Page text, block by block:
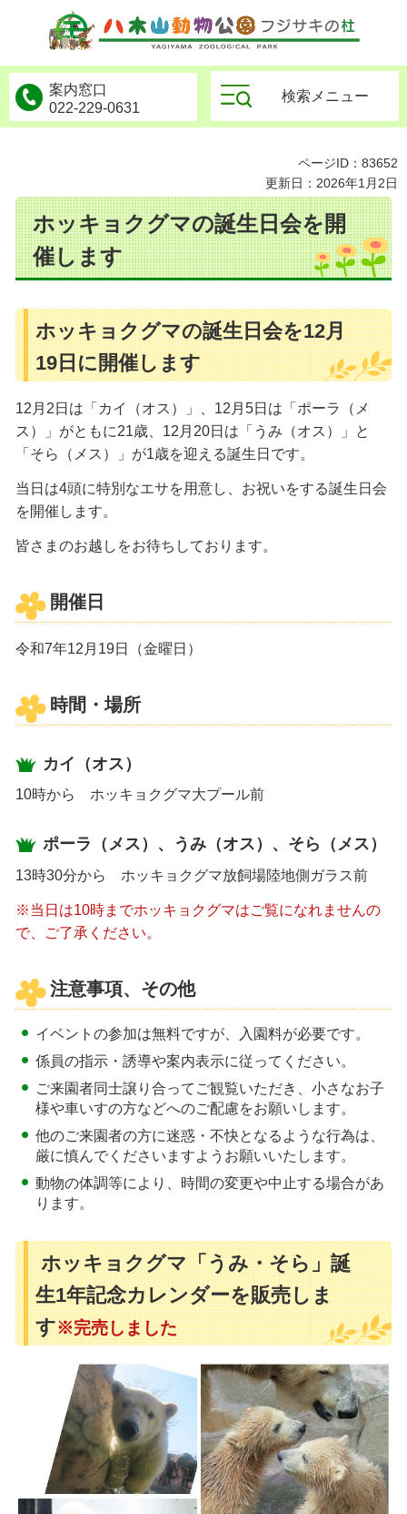
公園フジサキの杜
案内窓口
022-229-0631
検索メニュー
ページID：83652
更新日：2026年1月2日
ホッキョクグマの誕生日会を開
催します
ホッキョクグマの誕生日会を12月
19日に開催します
12月2日は「カイ（オス）」、12月5日は「ポーラ（メ
ス）」がともに21歳、12月20日は「うみ（オス）」と
「そら（メス）」が1歳を迎える誕生日です。
当日は4頭に特別なエサを用意し、お祝いをする誕生日会
を開催します。
皆さまのお越しをお待ちしております。
開催日
令和7年12月19日（金曜日）
時間・場所
カイ（オス）
10時から ホッキョクグマ大プール前
ポーラ（メス）、うみ（オス）、そら（メス）
13時30分から ホッキョクグマ放飼場陸地側ガラス前
※当日は10時までホッキョクグマはご覧になれませんの
で、ご了承ください。
注意事項、その他
イベントの参加は無料ですが、入園料が必要です。
係員の指示・誘導や案内表示に従ってください。
ご来園者同士譲り合ってご観覧いただき、小さなお子
様や車いすの方などへのご配慮をお願いします。
他のご来園者の方に迷惑・不快となるような行為は、
厳に慎んでくださいますようお願いいたします。
動物の体調等により、時間の変更や中止する場合があ
ります。
ホッキョクグマ「うみ・そら」誕
生1年記念カレンダーを販売しま
す※完売しました